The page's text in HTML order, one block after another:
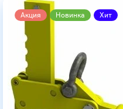
Акция Новинка Хит